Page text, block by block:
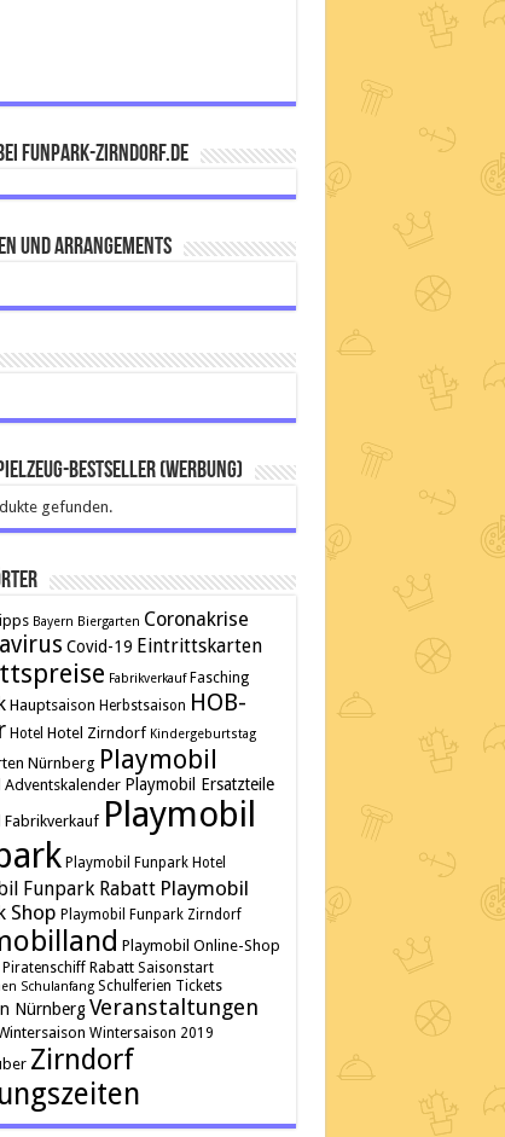
FUNPARK-ZIRNDORF.DE
und Arrangements
Bestseller (Werbung)
gefunden.
Bayern Biergarten Coronakrise
Covid-19 Eintrittskarten
Fabrikverkauf Fasching
Hauptsaison Herbstsaison HOB-
Hotel Hotel Zirndorf Kindergeburtstag
Nürnberg Playmobil
Adventskalender Playmobil Ersatzteile
Fabrikverkauf Playmobil
Playmobil Funpark Hotel
Funpark Rabatt Playmobil
Shop Playmobil Funpark Zirndorf
Playmobil Online-Shop
Rabatt Saisonstart
Schulanfang Schulferien Tickets
Nürnberg Veranstaltungen
Wintersaison 2019
Zirndorf